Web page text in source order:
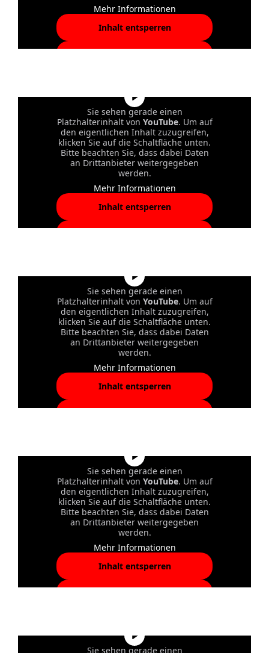
Mehr Informationen
Inhalt entsperren
Sie sehen gerade einen
Platzhalterinhalt von YouTube. Um auf
den eigentlichen Inhalt zuzugreifen,
klicken Sie auf die Schaltfläche unten.
Bitte beachten Sie, dass dabei Daten
an Drittanbieter weitergegeben
werden.
Mehr Informationen
Inhalt entsperren
Sie sehen gerade einen
Platzhalterinhalt von YouTube. Um auf
den eigentlichen Inhalt zuzugreifen,
klicken Sie auf die Schaltfläche unten.
Bitte beachten Sie, dass dabei Daten
an Drittanbieter weitergegeben
werden.
Mehr Informationen
Inhalt entsperren
Sie sehen gerade einen
Platzhalterinhalt von YouTube. Um auf
den eigentlichen Inhalt zuzugreifen,
klicken Sie auf die Schaltfläche unten.
Bitte beachten Sie, dass dabei Daten
an Drittanbieter weitergegeben
werden.
Mehr Informationen
Inhalt entsperren
Sie sehen gerade einen